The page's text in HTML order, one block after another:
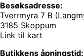
Besøksadresse:
Tverrmyra 7 B
3185 Skoppum
Link til kart
Butikkens åpningstid: